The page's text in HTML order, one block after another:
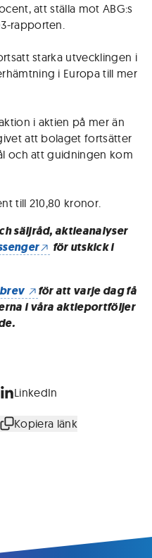
att ställa mot ABG:s
rapporten.
starka utvecklingen i
i Europa till mer
i aktien på mer än
att bolaget fortsätter
och att guidningen kom
till 210,80 kronor.
säljråd, aktieanalyser
för utskick i
för att varje dag få
i våra aktieportföljer
LinkedIn
Kopiera länk